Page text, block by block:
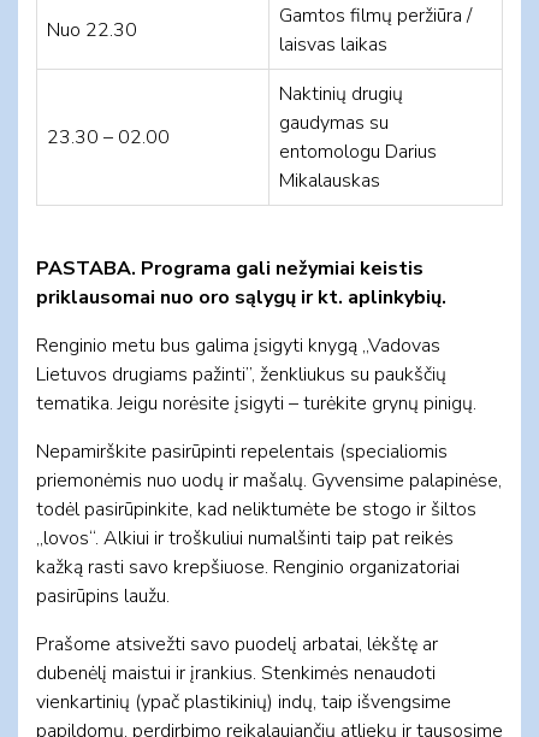
Nuo 22.30
Gamtos filmų peržiūra /
laisvas laikas
23.30 – 02.00
Naktinių drugių
gaudymas su
entomologu Darius
Mikalauskas
PASTABA. Programa gali nežymiai keistis
priklausomai nuo oro sąlygų ir kt. aplinkybių.
Renginio metu bus galima įsigyti knygą „Vadovas
Lietuvos drugiams pažinti”, ženkliukus su paukščių
tematika. Jeigu norėsite įsigyti – turėkite grynų pinigų.
Nepamirškite pasirūpinti repelentais (specialiomis
priemonėmis nuo uodų ir mašalų. Gyvensime palapinėse,
todėl pasirūpinkite, kad neliktumėte be stogo ir šiltos
„lovos“. Alkiui ir troškuliui numalšinti taip pat reikės
kažką rasti savo krepšiuose. Renginio organizatoriai
pasirūpins laužu.
Prašome atsivežti savo puodelį arbatai, lėkštę ar
dubenėlį maistui ir įrankius. Stenkimės nenaudoti
vienkartinių (ypač plastikinių) indų, taip išvengsime
papildomų, perdirbimo reikalaujančių atliekų ir tausosime